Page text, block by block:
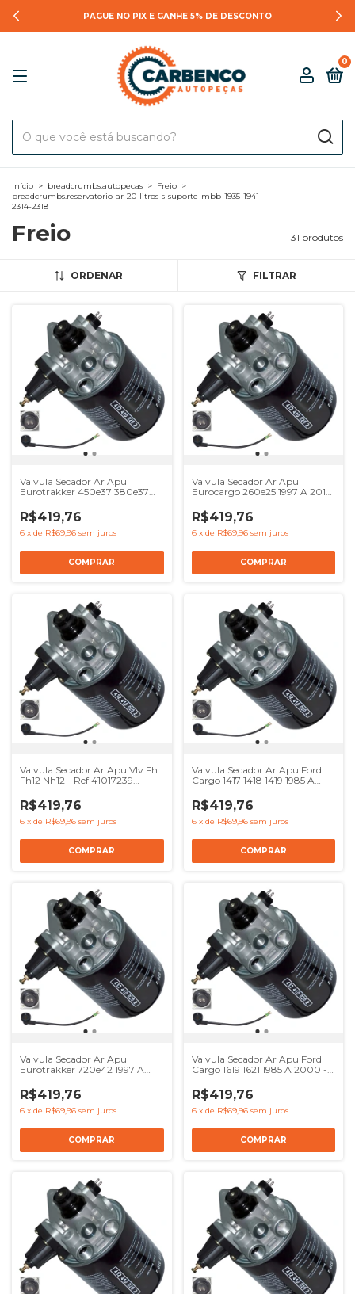
PAGUE NO PIX E GANHE 5% DE DESCONTO
0
Início > breadcrumbs.autopecas > Freio >
breadcrumbs.reservatorio-ar-20-litros-s-suporte-mbb-1935-1941-
2314-2318
Freio 31 produtos
ORDENAR FILTRAR
Valvula Secador Ar Apu
Eurotrakker 450e37 380e37
8137622 4324100000
504120057
R$419,76
6 x de R$69,96 sem juros
Valvula Secador Ar Apu
Eurocargo 260e25 1997 A 2012
4324100000 504120057
R$419,76
6 x de R$69,96 sem juros
Valvula Secador Ar Apu Vlv Fh
Fh12 Nh12 - Ref 41017239
504120057
R$419,76
6 x de R$69,96 sem juros
Valvula Secador Ar Apu Ford
Cargo 1417 1418 1419 1985 A
4324100000 504120057
R$419,76
6 x de R$69,96 sem juros
Valvula Secador Ar Apu
Eurotrakker 720e42 1997 A
4324100000 504120057
R$419,76
6 x de R$69,96 sem juros
Valvula Secador Ar Apu Ford
Cargo 1619 1621 1985 A 2000 -
4324100000 504120057
R$419,76
6 x de R$69,96 sem juros